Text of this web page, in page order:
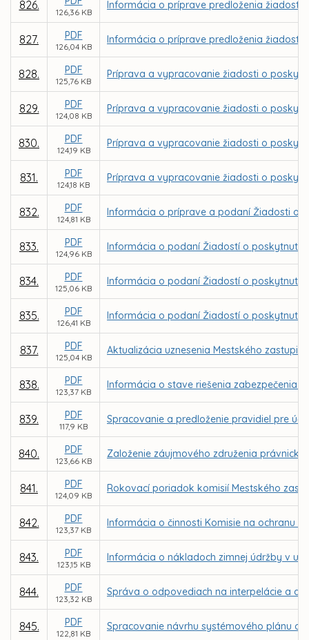
826.
126,36 KB
Informácia o príprave predloženia žiadostí
827. PDF
126,04 KB
Informácia o príprave predloženia žiadostí
828. PDF
125,76 KB
Príprava a vypracovanie žiadosti o
829. PDF
124,08 KB
Príprava a vypracovanie žiadosti o
830. PDF
124,19 KB
Príprava a vypracovanie žiadosti o
831. PDF
124,18 KB
Príprava a vypracovanie žiadosti o
832. PDF
124,81 KB
Informácia o príprave a podaní Žiadosti o
833. PDF
124,96 KB
Informácia o podaní Žiadostí o poskytnutie
834. PDF
125,06 KB
Informácia o podaní Žiadostí o poskytnutie
835. PDF
126,41 KB
Informácia o podaní Žiadostí o poskytnutie
837. PDF
125,04 KB
Aktualizácia uznesenia Mestského
838. PDF
123,37 KB
Informácia o stave riešenia zabezpečenia
839. PDF
117,9 KB
Spracovanie a predloženie pravidiel pre
840. PDF
123,66 KB
Založenie záujmového združenia
841. PDF
124,09 KB
Rokovací poriadok komisií Mestského
842. PDF
123,37 KB
Informácia o činnosti Komisie na ochranu
843. PDF
123,15 KB
Informácia o nákladoch zimnej údržby v
844. PDF
123,32 KB
Správa o odpovediach na interpelácie a
845. PDF
122,81 KB
Spracovanie návrhu systémového plánu